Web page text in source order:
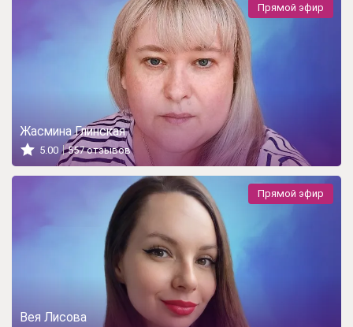
Прямой эфир
Жасмина Глинская
5.00 557 отзывов
Прямой эфир
Вея Лисова